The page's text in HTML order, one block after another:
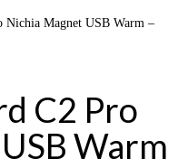
Nichia Magnet USB Warm –
C2 Pro
Warm